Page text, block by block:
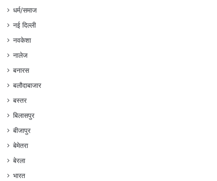
धर्म/समाज
नई दिल्ली
नवकेशा
नालेज
बनारस
बलौदाबाजार
बस्तर
बिलासपुर
बीजापुर
बेमेतरा
बेरला
भारत